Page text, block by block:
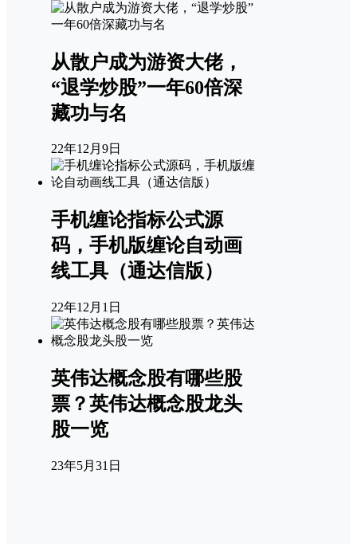
从散户成为游资大佬，
“退学炒股”一年60倍深
藏功与名
22年12月9日
手机缠论指标公式源
码，手机版缠论自动画
线工具（通达信版）
22年12月1日
英伟达概念股有哪些股
票？英伟达概念股龙头
股一览
23年5月31日